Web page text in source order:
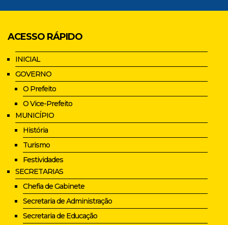
ACESSO RÁPIDO
INICIAL
GOVERNO
O Prefeito
O Vice-Prefeito
MUNICÍPIO
História
Turismo
Festividades
SECRETARIAS
Chefia de Gabinete
Secretaria de Administração
Secretaria de Educação